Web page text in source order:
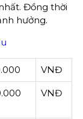
Đồng thời
hưởng.
VNĐ
VNĐ